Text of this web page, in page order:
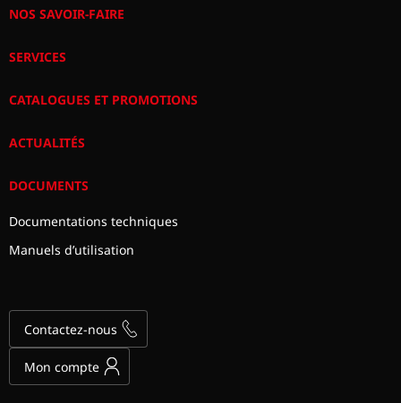
NOS SAVOIR-FAIRE
SERVICES
CATALOGUES ET PROMOTIONS
ACTUALITÉS
DOCUMENTS
Documentations techniques
Manuels d’utilisation
Contactez-nous
Mon compte